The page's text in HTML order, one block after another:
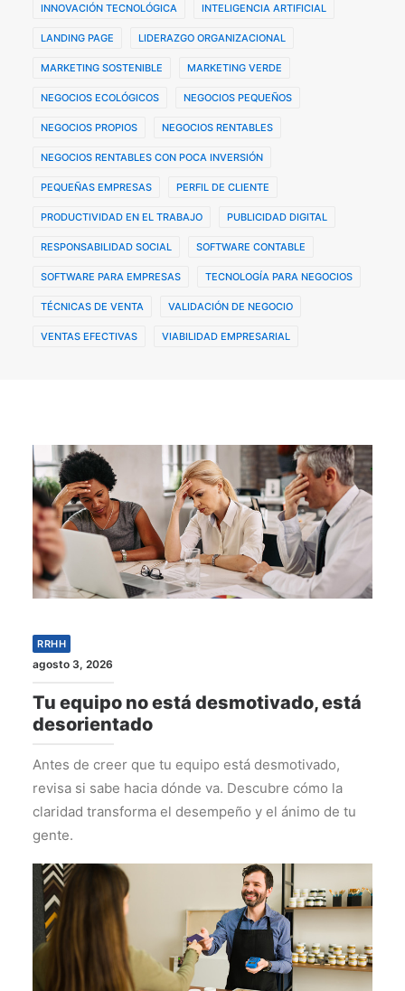
INNOVACIÓN TECNOLÓGICA INTELIGENCIA ARTIFICIAL
LANDING PAGE LIDERAZGO ORGANIZACIONAL
MARKETING SOSTENIBLE MARKETING VERDE
NEGOCIOS ECOLÓGICOS NEGOCIOS PEQUEÑOS
NEGOCIOS PROPIOS NEGOCIOS RENTABLES
NEGOCIOS RENTABLES CON POCA INVERSIÓN
PEQUEÑAS EMPRESAS PERFIL DE CLIENTE
PRODUCTIVIDAD EN EL TRABAJO PUBLICIDAD DIGITAL
RESPONSABILIDAD SOCIAL SOFTWARE CONTABLE
SOFTWARE PARA EMPRESAS TECNOLOGÍA PARA NEGOCIOS
TÉCNICAS DE VENTA VALIDACIÓN DE NEGOCIO
VENTAS EFECTIVAS VIABILIDAD EMPRESARIAL
RRHH
agosto 3, 2026
Tu equipo no está desmotivado, está
desorientado
Antes de creer que tu equipo está desmotivado,
revisa si sabe hacia dónde va. Descubre cómo la
claridad transforma el desempeño y el ánimo de tu
gente.